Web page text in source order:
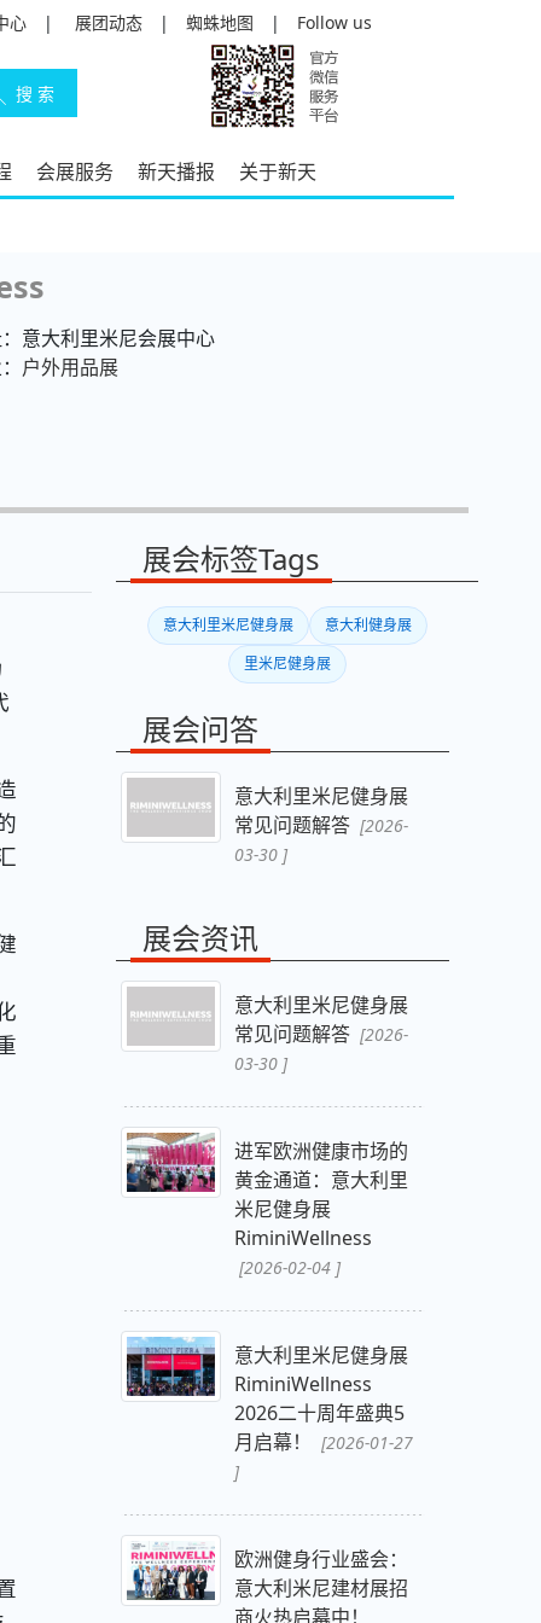
心 | 展团动态 | 蜘蛛地图 | Follow us
会展服务 新天播报 关于新天
意大利里米尼会展中心
户外用品展
展会标签Tags
意大利里米尼健身展 意大利健身展
里米尼健身展
展会问答
意大利里米尼健身展
常见问题解答 [2026-
03-30 ]
展会资讯
意大利里米尼健身展
常见问题解答 [2026-
03-30 ]
进军欧洲健康市场的
黄金通道：意大利里
米尼健身展
RiminiWellness
[2026-02-04 ]
意大利里米尼健身展
RiminiWellness
2026二十周年盛典5
月启幕！
[2026-01-27
]
欧洲健身行业盛会：
意大利米尼建材展招
商火热启幕中！